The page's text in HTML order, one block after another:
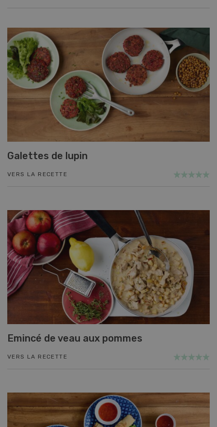
Galettes de lupin
VERS LA RECETTE
Emincé de veau aux pommes
VERS LA RECETTE